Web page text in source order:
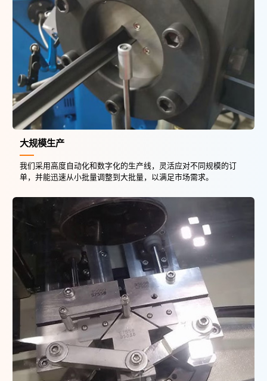
大规模生产
我们采用高度自动化和数字化的生产线，灵活应对不同规模的订
单，并能迅速从小批量调整到大批量，以满足市场需求。